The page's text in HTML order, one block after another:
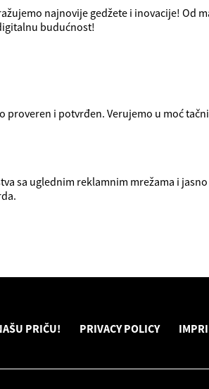
najnovije gedžete i inovacije! Od
budućnost!
i potvrđen. Verujemo u moć
sa uglednim reklamnim mrežama i
PRIČU! PRIVACY POLICY